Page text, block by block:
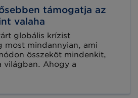
Vegyen részt 2020.
konferenciánkon és
digitalizációját minél
támogatja az
valaha
globális krízist
most mindannyian, ami
összeköt mindenkit,
világban. Ahogy a
élet egyre
a GS1 szervezetnél